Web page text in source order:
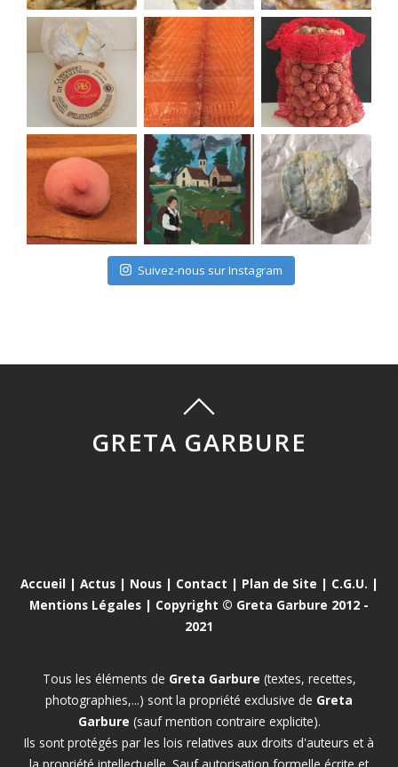
Suivez-nous sur Instagram
GRETA GARBURE
Accueil | Actus| Nous| Contact | Plan de Site | C.G.U. |
Mentions Légales | Copyright © Greta Garbure 2012 -
2021
Tous les éléments de Greta Garbure (textes, recettes,
photographies,...) sont la propriété exclusive de Greta
Garbure (sauf mention contraire explicite).
Ils sont protégés par les lois relatives aux droits d'auteurs et à
la propriété intellectuelle. Sauf autorisation formelle écrite et